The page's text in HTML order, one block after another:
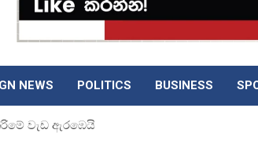
NEWS POLITICS BUSINESS
වැඩ ඇරඹෙයි